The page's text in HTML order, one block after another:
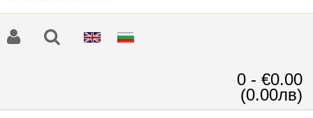
0 - €0.00
(0.00лв)